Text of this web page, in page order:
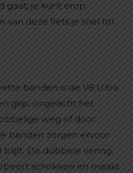
gaat, je kunt erop
van deze fiets je snel tot
banden is de V8 Ultra
grip, ongeacht het
weg of door
banden zorgen ervoor
De dubbele vering,
schokken en maakt